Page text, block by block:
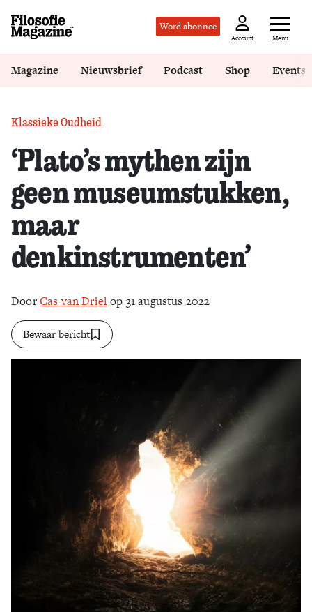
Word abonnee
Account Menu
Magazine Nieuwsbrief Podcast Shop Events
Klassieke Oudheid
‘Plato’s mythen zijn
geen museumstukken,
maar
denkinstrumenten’
DoorCas van Driel op 31 augustus 2022
Bewaar bericht